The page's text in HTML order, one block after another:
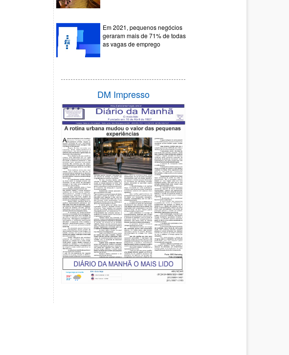
Em 2021, pequenos negócios
geraram mais de 71% de todas
as vagas de emprego
DM Impresso